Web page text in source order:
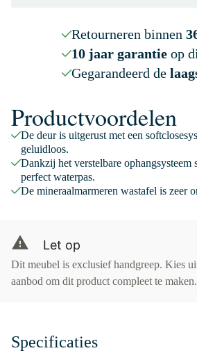
Retourneren binnen
10 jaar garantieop
Gegarandeerd de
Productvoordelen
De deur is uitgerust met een
geluidloos.
Dankzij het verstelbare ophangsysteem
perfect waterpas.
De mineraalmarmeren wastafel is zeer
Let op
Dit meubel is exclusief handgreep. Kies
aanbod om dit product compleet te maken.
Specificaties